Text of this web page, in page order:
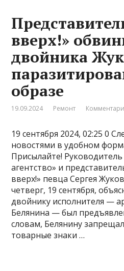
вверх!»
двойника
образе
19.09.2024 Ремонт
19 сентября 2024, 02:25 0
новостями в удобном
Присылайте!
агентство» и
вверх!» певца Сергея
четверг, 19 сентября,
двойнику исполнителя —
Белянина — был
словам, Белянину
товарные знаки …